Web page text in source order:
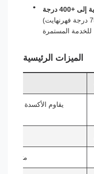
حالة الحل الصلب: -200 درجة مئوية إلى +400 درجة
(-330 درجة فهرنهايت إلى +750 درجة فهرنهايت)
للخدمة المستمرة
الميزات الرئيسية
يقاوم الأكسدة والحد
متميز في